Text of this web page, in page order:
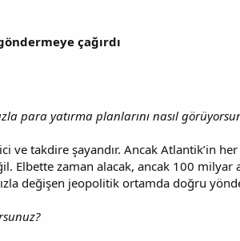
çağırdı
para yatırma planlarını nasıl
ve takdire şayandır. Ancak Atlantik’in
Elbette zaman alacak, ancak 100
değişen jeopolitik ortamda doğru yönde